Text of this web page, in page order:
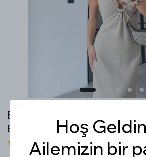
BOYUNDAN BAĞLAMALI DEKOLTELİ
ELBİSE
1 değerlendirme
Hoş
Ailemizin bir